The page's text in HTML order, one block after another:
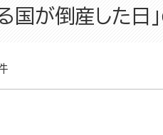
る国が倒産した日